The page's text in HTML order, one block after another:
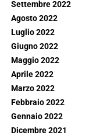
Settembre 2022
Agosto 2022
Luglio 2022
Giugno 2022
Maggio 2022
Aprile 2022
Marzo 2022
Febbraio 2022
Gennaio 2022
Dicembre 2021